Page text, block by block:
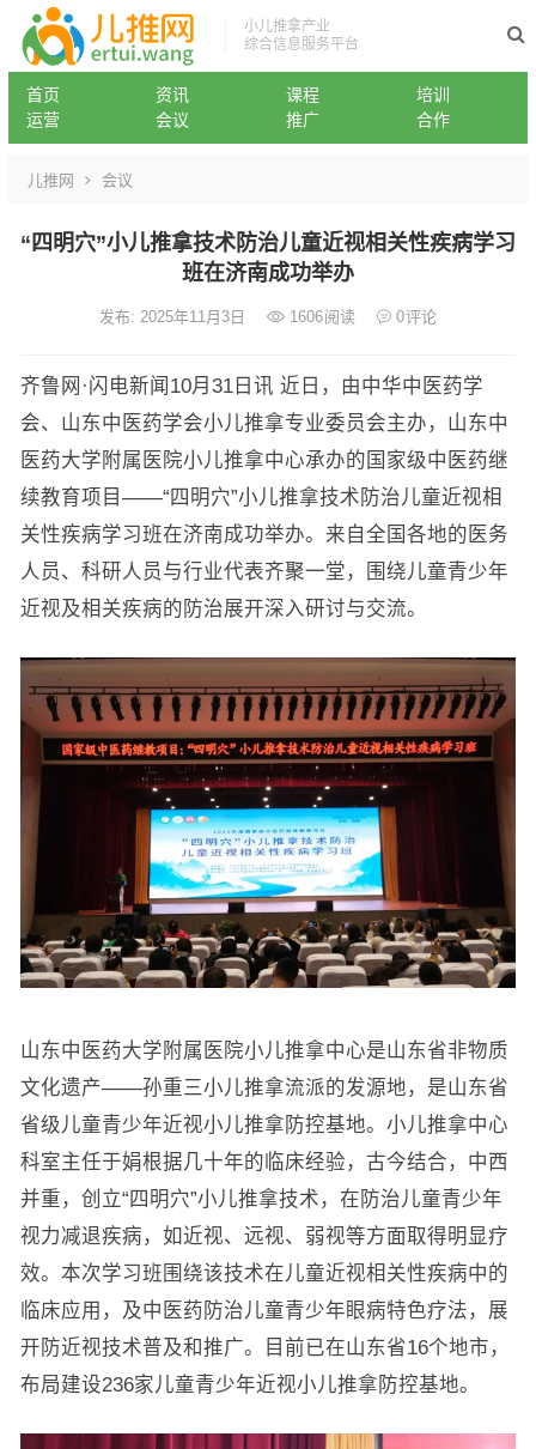
小儿推拿产业
综合信息服务平台
首页 资讯 课程
培训
运营
会议 推广 合作
儿推网 会议
“四明穴”小儿推拿技术防治儿童近视相关性疾病学习
班在济南成功举办
发布: 2025年11月3日 1606阅读 0评论
齐鲁网·闪电新闻10月31日讯 近日，由中华中医药学
会、山东中医药学会小儿推拿专业委员会主办，山东中
医药大学附属医院小儿推拿中心承办的国家级中医药继
续教育项目——“四明穴”小儿推拿技术防治儿童近视相
关性疾病学习班在济南成功举办。来自全国各地的医务
人员、科研人员与行业代表齐聚一堂，围绕儿童青少年
近视及相关疾病的防治展开深入研讨与交流。
山东中医药大学附属医院小儿推拿中心是山东省非物质
文化遗产——孙重三小儿推拿流派的发源地，是山东省
省级儿童青少年近视小儿推拿防控基地。小儿推拿中心
科室主任于娟根据几十年的临床经验，古今结合，中西
并重，创立“四明穴”小儿推拿技术，在防治儿童青少年
视力减退疾病，如近视、远视、弱视等方面取得明显疗
效。本次学习班围绕该技术在儿童近视相关性疾病中的
临床应用，及中医药防治儿童青少年眼病特色疗法，展
开防近视技术普及和推广。目前已在山东省16个地市，
布局建设236家儿童青少年近视小儿推拿防控基地。